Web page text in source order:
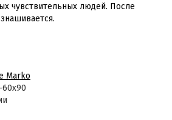
чувствительных людей. После
Marko